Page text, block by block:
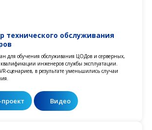
технического обслуживания
для обучения обслуживания ЦОДов и серверных,
инженеров службы эксплуатации.
сценариев, в результате уменьшились случаи
проект Видео